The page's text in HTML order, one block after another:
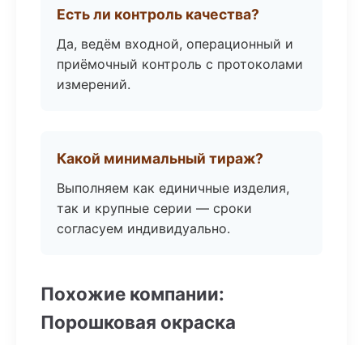
Есть ли контроль качества?
Да, ведём входной, операционный и
приёмочный контроль с протоколами
измерений.
Какой минимальный тираж?
Выполняем как единичные изделия,
так и крупные серии — сроки
согласуем индивидуально.
Похожие компании:
Порошковая окраска